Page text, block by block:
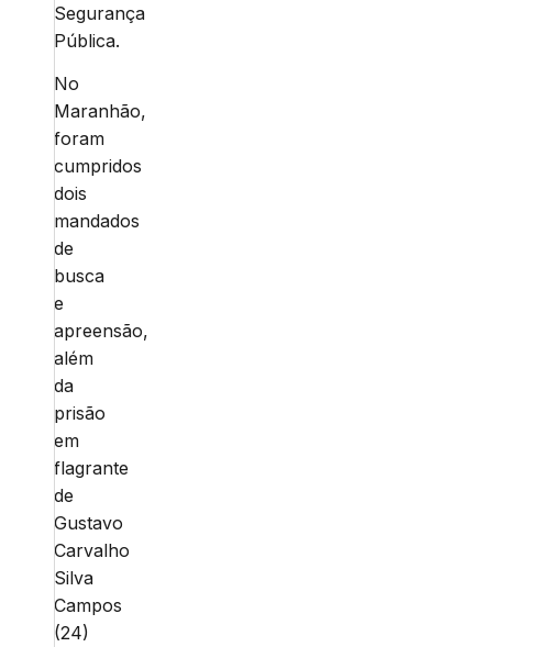
Segurança
Pública.
No
Maranhão,
foram
cumpridos
dois
mandados
de
busca
e
apreensão,
além
da
prisão
em
flagrante
de
Gustavo
Carvalho
Silva
Campos
(24)